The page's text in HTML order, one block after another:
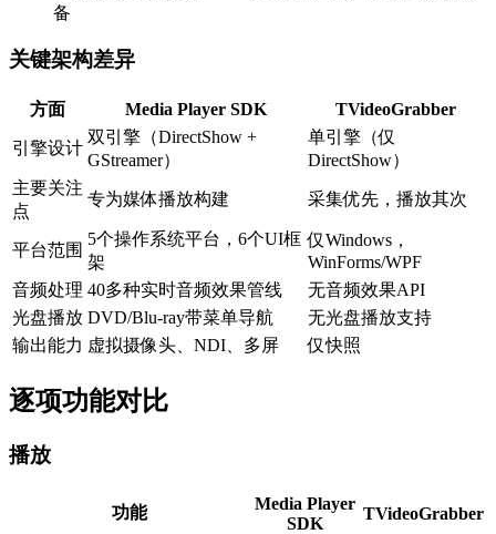
备
关键架构差异
方面 Media Player SDK TVideoGrabber
引擎设计
双引擎（DirectShow +
GStreamer）
单引擎（仅
DirectShow）
主要关注
点
专为媒体播放构建 采集优先，播放其次
平台范围
5个操作系统平台，6个UI框
架
仅Windows，
WinForms/WPF
音频处理 40多种实时音频效果管线
无音频效果API
光盘播放 DVD/Blu-ray带菜单导航
无光盘播放支持
输出能力 虚拟摄像头、NDI、多屏 仅快照
逐项功能对比
播放
功能
Media Player
SDK
TVideoGrabber